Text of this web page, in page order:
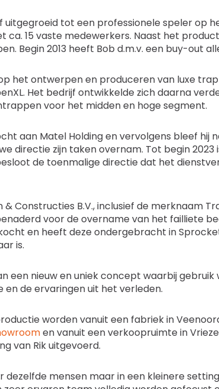
uitgegroeid tot een professionele speler op
15 vaste medewerkers. Naast het
Begin 2013 heeft Bob d.m.v. een buy-out
het ontwerpen en produceren van luxe
Het bedrijf ontwikkelde zich daarna
voor het midden en hoge segment.
aan Matel Holding en vervolgens bleef hij
directie zijn taken overnam. Tot begin 2023
de toenmalige directie dat het
Constructies B.V., inclusief de merknaam
voor de overname van het failliete
en heeft deze ondergebracht in
is.
een nieuw en uniek concept waarbij
de ervaringen uit het verleden.
worden vanuit een fabriek in
en vanuit een verkoopruimte in
van Rik uitgevoerd.
mensen maar in een kleinere